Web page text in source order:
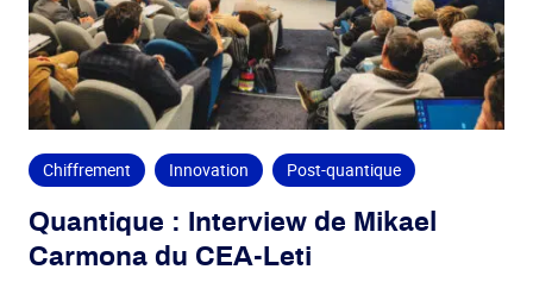
Chiffrement Innovation Post-quantique
Quantique : Interview de Mikael
Carmona du CEA-Leti